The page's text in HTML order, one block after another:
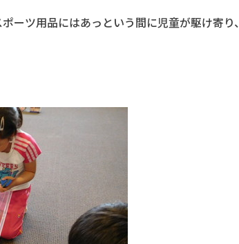
ーツ用品にはあっという間に児童が駆け寄り、